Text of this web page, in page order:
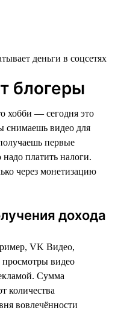
блогеры
хобби — сегодня это
снимаешь видео для
первые
платить налоги.
через монетизацию
дохода
VK Видео,
просмотры видео
Сумма
количества
вовлечённости